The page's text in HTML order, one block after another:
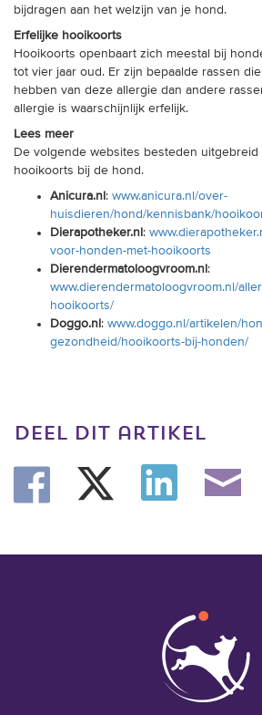
bijdragen aan het welzijn van je hond.
Erfelijke hooikoorts
Hooikoorts openbaart zich meestal bij
tot vier jaar oud. Er zijn bepaalde rassen
hebben van deze allergie dan andere
allergie is waarschijnlijk erfelijk.
Lees meer
De volgende websites besteden uitgebreid
hooikoorts bij de hond.
Anicura.nl : www.anicura.nl/over-
huisdieren/hond/kennisbank/
Dierapotheker.nl :
voor-honden-met-hooikoorts
Dierendermatoloogvroom.nl :
www.dierendermatoloogvroom.nl/
hooikoorts/
Doggo.nl : www.doggo.nl/artikelen/
gezondheid/hooikoorts-bij-honden/
deel dit artikel